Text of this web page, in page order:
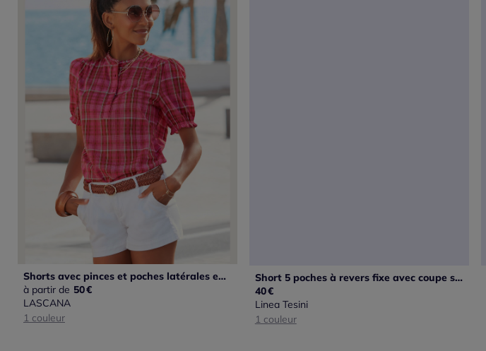
Shorts avec pinces et poches latérales en coton élastique
à partir de 50€
LASCANA
1 couleur
Short 5 poches à revers fixe avec coupe slim et soutien coton africain
40€
Linea Tesini
1 couleur